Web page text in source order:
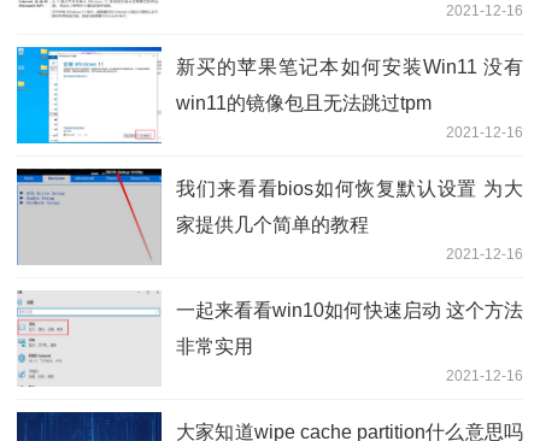
2021-12-16
新买的苹果笔记本如何安装Win11 没有
win11的镜像包且无法跳过tpm
2021-12-16
我们来看看bios如何恢复默认设置 为大
家提供几个简单的教程
2021-12-16
一起来看看win10如何快速启动 这个方法
非常实用
2021-12-16
大家知道wipe cache partition什么意思吗